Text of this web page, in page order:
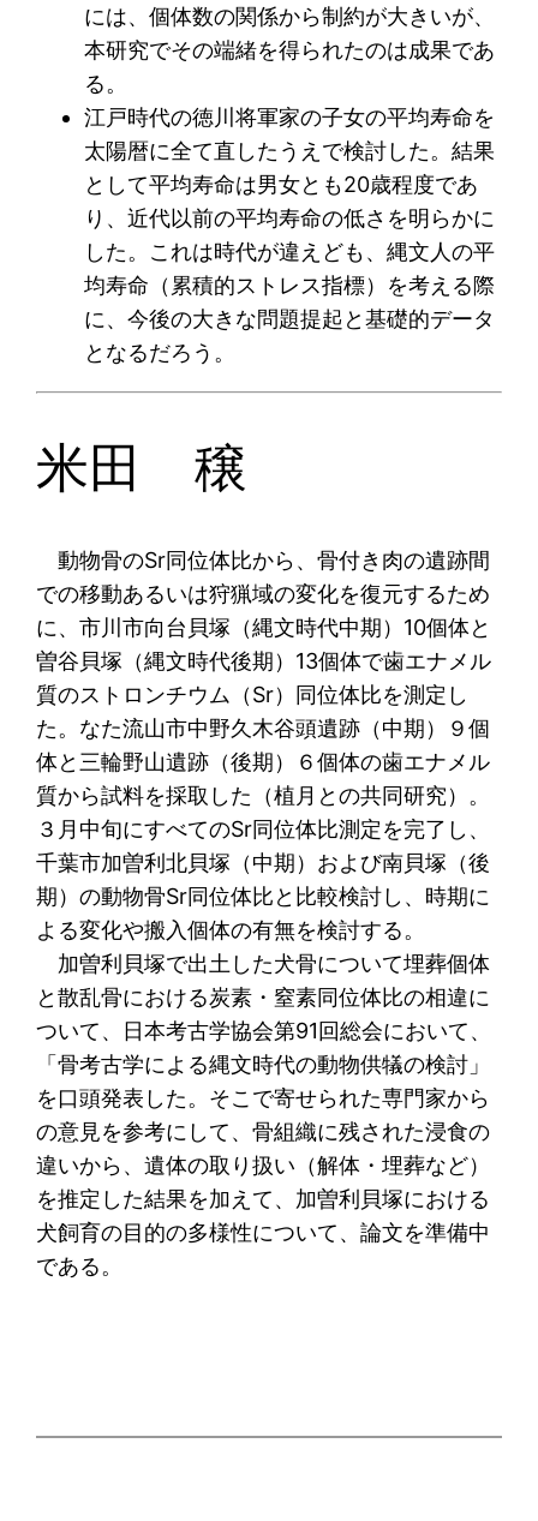
には、個体数の関係から制約が大きいが、
本研究でその端緒を得られたのは成果であ
る。
江戸時代の徳川将軍家の子女の平均寿命を
太陽暦に全て直したうえで検討した。結果
として平均寿命は男女とも20歳程度であ
り、近代以前の平均寿命の低さを明らかに
した。これは時代が違えども、縄文人の平
均寿命（累積的ストレス指標）を考える際
に、今後の大きな問題提起と基礎的データ
となるだろう。
米田 穣
動物骨のSr同位体比から、骨付き肉の遺跡間
での移動あるいは狩猟域の変化を復元するため
に、市川市向台貝塚（縄文時代中期）10個体と
曽谷貝塚（縄文時代後期）13個体で歯エナメル
質のストロンチウム（Sr）同位体比を測定し
た。なた流山市中野久木谷頭遺跡（中期）９個
体と三輪野山遺跡（後期）６個体の歯エナメル
質から試料を採取した（植月との共同研究）。
３月中旬にすべてのSr同位体比測定を完了し、
千葉市加曽利北貝塚（中期）および南貝塚（後
期）の動物骨Sr同位体比と比較検討し、時期に
よる変化や搬入個体の有無を検討する。
加曽利貝塚で出土した犬骨について埋葬個体
と散乱骨における炭素・窒素同位体比の相違に
ついて、日本考古学協会第91回総会において、
「骨考古学による縄文時代の動物供犠の検討」
を口頭発表した。そこで寄せられた専門家から
の意見を参考にして、骨組織に残された浸食の
違いから、遺体の取り扱い（解体・埋葬など）
を推定した結果を加えて、加曽利貝塚における
犬飼育の目的の多様性について、論文を準備中
である。